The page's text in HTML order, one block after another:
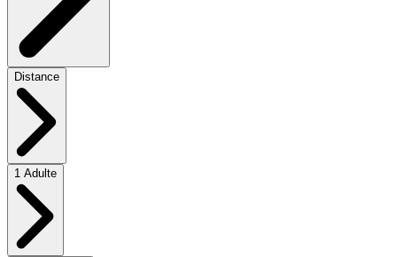
Distance
1 Adulte